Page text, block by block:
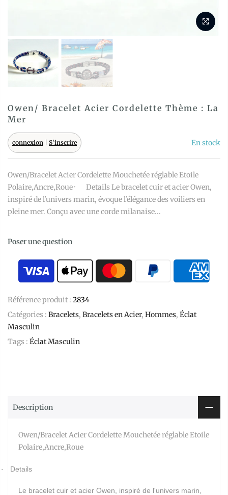
Owen/ Bracelet Acier Cordelette Thème : La
Mer
connexion S'inscrire En stock
Owen/Bracelet Acier Cordelette Mouchetée réglable Etoile
Polaire,Ancre,Roue · Details Le bracelet cuir et acier Owen,
inspiré de l'univers marin, évoque l'élégance des voiliers en
pleine mer. Conçu avec une corde milanaise...
Poser une question
Référence produit : 2834
Catégories : Bracelets, Bracelets en Acier, Hommes, Éclat
Masculin
Tags : Éclat Masculin
Description
Owen/Bracelet Acier Cordelette Mouchetée réglable Etoile
Polaire,Ancre,Roue
· Details
Le bracelet cuir et acier Owen, inspiré de l'univers marin,